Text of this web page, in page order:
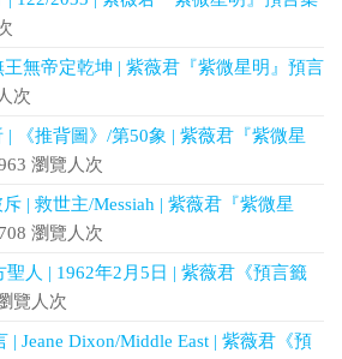
無帝定乾坤 | 紫薇君『紫微星明』預言
次
《推背圖》/第50象 | 紫薇君『紫微星
瀏覽人次
| 救世主/Messiah | 紫薇君『紫微星
瀏覽人次
聖人 | 1962年2月5日 | 紫薇君《預言籤
覽人次
| Jeane Dixon/Middle East | 紫薇君《預